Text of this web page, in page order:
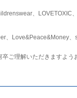
、LOVETOXIC
、Love&Peace&Money
ご理解いただきますよう